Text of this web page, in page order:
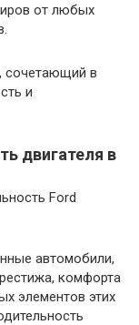
от любых
сочетающий в
и
двигателя в
автомобили,
комфорта
элементов этих